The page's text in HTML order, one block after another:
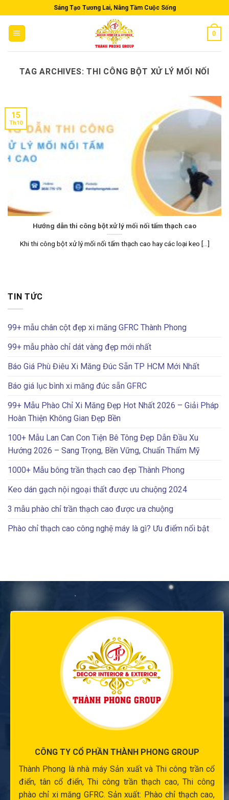
to
content
Sáng Tạo Tương Lai, Nâng Tầm Cuộc Sống
0
TAG ARCHIVES:THI CÔNG BỘT XỬ LÝ MỐI NỐI
Hướng dẫn thi công bột xử lý mối nối tấm thạch cao
Khi thi công bột xử lý mối nối tấm thạch cao hay các loại keo [...]
15
Th10
TIN TỨC
99+ mẫu chân cột đẹp xi măng GFRC Thành Phong
99+ mẫu phào chỉ dát vàng đẹp mới nhất
Báo Giá Phù Điêu Xi Măng Đúc Sẵn TP HCM Mới Nhất
Báo giá lục bình xi măng đúc sẵn GFRC
99+ Mẫu Phào Chỉ Xi Măng Đẹp Hot Nhất 2026 – Giải Pháp
Hoàn Thiện Không Gian Đẹp Bền
100+ Mẫu Lan Can Con Tiện Bê Tông Đẹp Dẫn Đầu Xu
Hướng 2026 – Sang Trọng, Bền Vững, Chuẩn Thẩm Mỹ
1000+ Mẫu bông trần thạch cao đẹp Thành Phong
Keo dán gạch nội ngoại thất được ưu chuộng 2024
3 mẫu phào chỉ trần thạch cao được ưa chuộng
Phào chỉ thạch cao công nghệ máy là gì? Ưu điểm nổi bật
CÔNG TY CỔ PHẦN THÀNH PHONG GROUP
Thành Phong là nhà máy Sản xuất và Thi công trần cổ
điển, tân cổ điển,Thi công trần thạch cao,Thi công
phào chỉ xi măng GFRC. Sản xuất: Phào chỉ thạch cao,